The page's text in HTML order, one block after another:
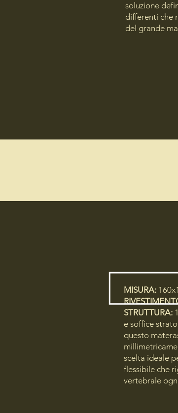
soluzione
differenti che
del grande
MISURA:
STRUTTURA:
e soffice
questo
scelta ideale
flessibile che
vertebrale